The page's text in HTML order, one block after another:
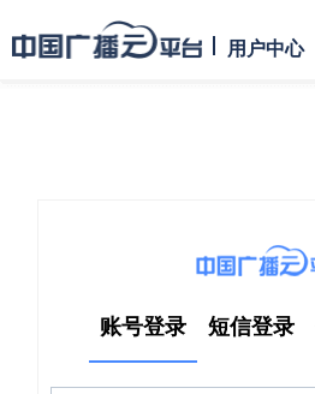
用户中心
账号登录 短信登录